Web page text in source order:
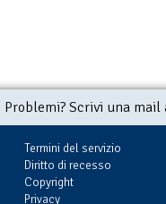
Problemi? Scrivi una
Termini del servizio
Diritto di recesso
Copyright
Privacy